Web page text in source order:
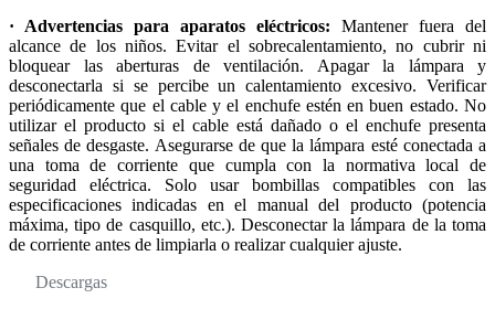
· Advertencias para aparatos eléctricos: Mantener fuera del
alcance de los niños. Evitar el sobrecalentamiento, no cubrir ni
bloquear las aberturas de ventilación. Apagar la lámpara y
desconectarla si se percibe un calentamiento excesivo. Verificar
periódicamente que el cable y el enchufe estén en buen estado. No
utilizar el producto si el cable está dañado o el enchufe presenta
señales de desgaste. Asegurarse de que la lámpara esté conectada a
una toma de corriente que cumpla con la normativa local de
seguridad eléctrica. Solo usar bombillas compatibles con las
especificaciones indicadas en el manual del producto (potencia
máxima, tipo de casquillo, etc.). Desconectar la lámpara de la toma
de corriente antes de limpiarla o realizar cualquier ajuste.
Descargas